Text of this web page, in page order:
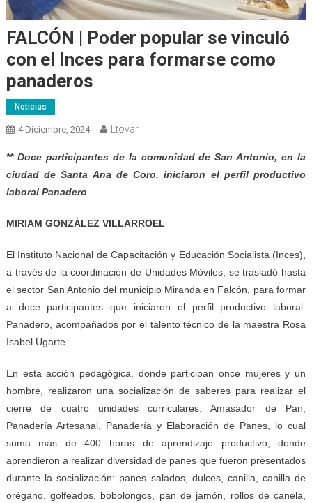
FALCÓN | Poder popular se vinculó
con el Inces para formarse como
panaderos
Noticias
4 Diciembre, 2024 Ltovar
** Doce participantes de la comunidad de San Antonio, en la
ciudad de Santa Ana de Coro, iniciaron el perfil productivo
laboral Panadero
MIRIAM GONZÁLEZ VILLARROEL
El Instituto Nacional de Capacitación y Educación Socialista (Inces),
a través de la coordinación de Unidades Móviles, se trasladó hasta
el sector San Antonio del municipio Miranda en Falcón, para formar
a doce participantes que iniciaron el perfil productivo laboral:
Panadero, acompañados por el talento técnico de la maestra Rosa
Isabel Ugarte.
En esta acción pedagógica, donde participan once mujeres y un
hombre, realizaron una socialización de saberes para realizar el
cierre de cuatro unidades curriculares: Amasador de Pan,
Panadería Artesanal, Panadería y Elaboración de Panes, lo cual
suma más de 400 horas de aprendizaje productivo, donde
aprendieron a realizar diversidad de panes que fueron presentados
durante la socialización: panes salados, dulces, canilla, canilla de
orégano, golfeados, bobolongos, pan de jamón, rollos de canela,